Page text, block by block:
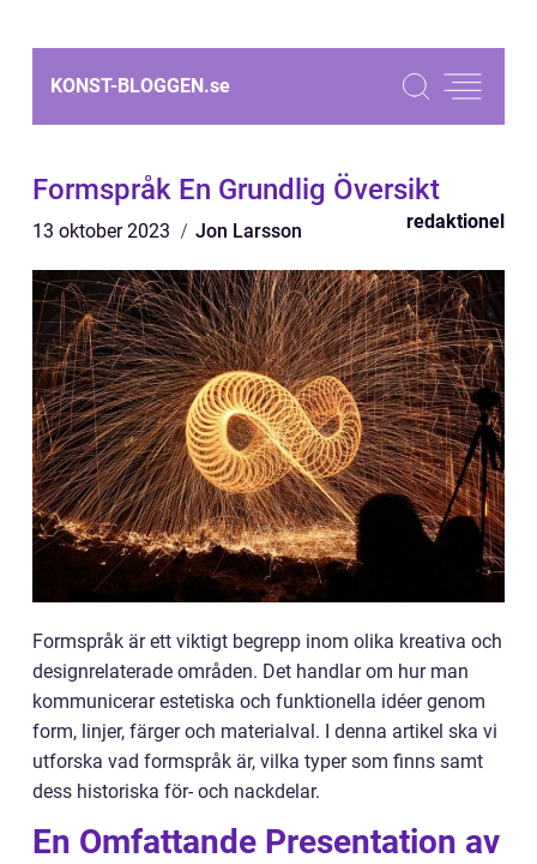
KONST-BLOGGEN.se
Formspråk En Grundlig Översikt
13 oktober 2023 Jon Larsson redaktionel
Formspråk är ett viktigt begrepp inom olika kreativa och
designrelaterade områden. Det handlar om hur man
kommunicerar estetiska och funktionella idéer genom
form, linjer, färger och materialval. I denna artikel ska vi
utforska vad formspråk är, vilka typer som finns samt
dess historiska för- och nackdelar.
En Omfattande Presentation av